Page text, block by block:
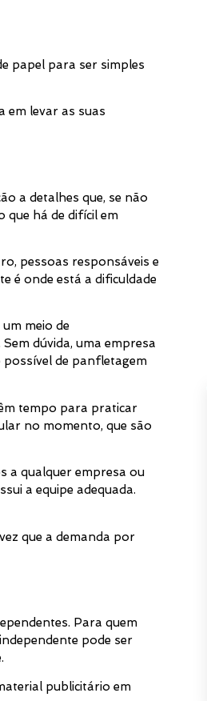
papel para ser simples
em levar as suas
a detalhes que, se não
que há de difícil em
pessoas responsáveis e
é onde está a dificuldade
meio de
dúvida, uma empresa
de panfletagem
tempo para praticar
no momento, que são
a qualquer empresa ou
a equipe adequada.
que a demanda por
Para quem
pode ser
publicitário em